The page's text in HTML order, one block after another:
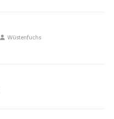
Wüstenfuchs